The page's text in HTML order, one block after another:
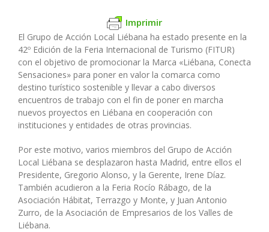
Imprimir
El Grupo de Acción Local Liébana ha estado presente en la
42º Edición de la Feria Internacional de Turismo (FITUR)
con el objetivo de promocionar la Marca «Liébana, Conecta
Sensaciones» para poner en valor la comarca como
destino turístico sostenible y llevar a cabo diversos
encuentros de trabajo con el fin de poner en marcha
nuevos proyectos en Liébana en cooperación con
instituciones y entidades de otras provincias.
Por este motivo, varios miembros del Grupo de Acción
Local Liébana se desplazaron hasta Madrid, entre ellos el
Presidente, Gregorio Alonso, y la Gerente, Irene Díaz.
También acudieron a la Feria Rocío Rábago, de la
Asociación Hábitat, Terrazgo y Monte, y Juan Antonio
Zurro, de la Asociación de Empresarios de los Valles de
Liébana.